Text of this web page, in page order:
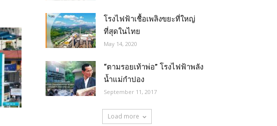
โรงไฟฟ้าเชื้อเพลิงขยะที่ใหญ่
ที่สุดในไทย
May 14, 2020
“ตามรอยเท้าพ่อ” โรงไฟฟ้าพลัง
น้ำแม่กำปอง
September 11, 2017
Load more